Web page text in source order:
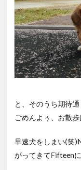
と、そのうち期待通
ごめんよぅ、お散歩
早速犬をしまい(笑
がってきてFifteenに